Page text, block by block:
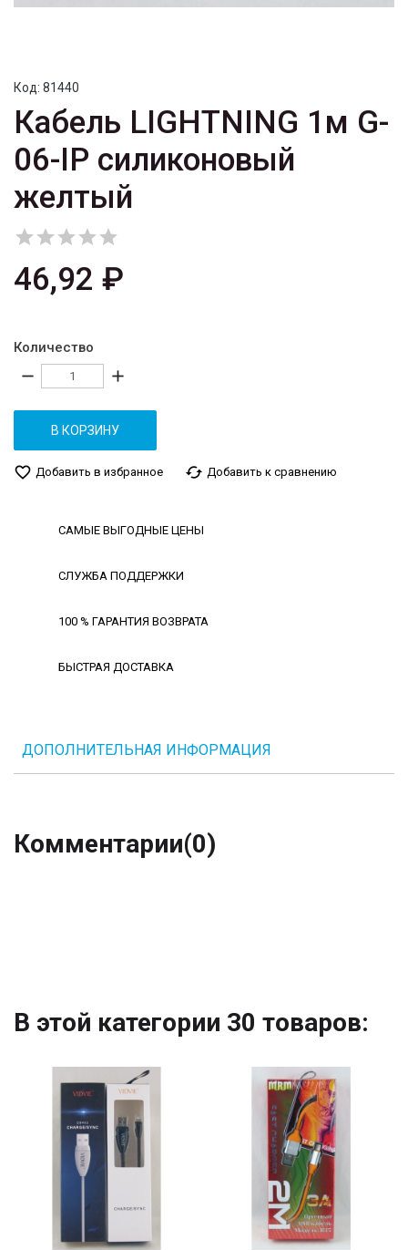
Код: 81440
Кабель LIGHTNING 1м G-
06-IP силиконовый
желтый

46,92 ₽
Количество
remove add
В КОРЗИНУ
favorite_border Добавить в избранное cached Добавить к сравнению
САМЫЕ ВЫГОДНЫЕ ЦЕНЫ
СЛУЖБА ПОДДЕРЖКИ
100 % ГАРАНТИЯ ВОЗВРАТА
БЫСТРАЯ ДОСТАВКА
ДОПОЛНИТЕЛЬНАЯ ИНФОРМАЦИЯ
Комментарии(0)
В этой категории 30 товаров: